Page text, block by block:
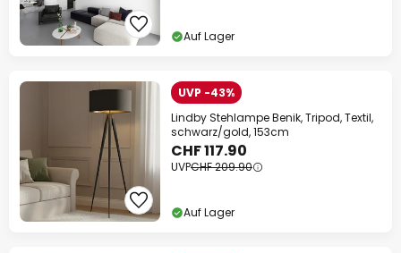
Auf Lager
UVP -43%
Lindby Stehlampe Benik, Tripod, Textil,
schwarz/gold, 153cm
CHF 117.90
UVPCHF 209.90
Auf Lager